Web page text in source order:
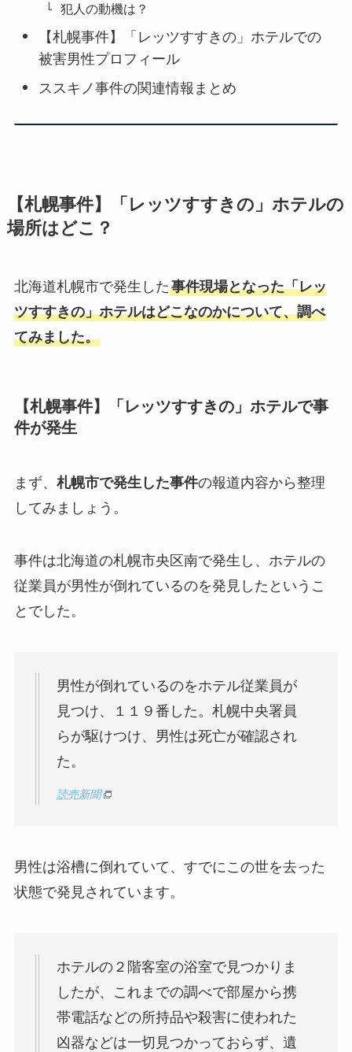
犯人の動機は？
【札幌事件】「レッツすすきの」ホテルでの
被害男性プロフィール
ススキノ事件の関連情報まとめ
【札幌事件】「レッツすすきの」ホテルの
場所はどこ？
北海道札幌市で発生した事件現場となった「レッ
ツすすきの」ホテルはどこなのかについて、調べ
てみました。
【札幌事件】「レッツすすきの」ホテルで事
件が発生
まず、 札幌市で発生した事件の報道内容から整理
してみましょう。
事件は北海道の札幌市央区南で発生し、ホテルの
従業員が男性が倒れているのを発見したというこ
とでした。
男性が倒れているのをホテル従業員が
見つけ、１１９番した。札幌中央署員
らが駆けつけ、男性は死亡が確認され
た。
読売新聞
男性は浴槽に倒れていて、すでにこの世を去った
状態で発見されています。
ホテルの２階客室の浴室で見つかりま
したが、これまでの調べで部屋から携
帯電話などの所持品や殺害に使われた
凶器などは一切見つかっておらず、遺